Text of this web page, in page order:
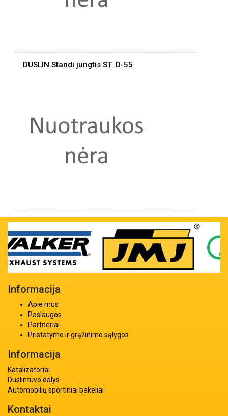
DUSLIN.Standi jungtis ST. D-55
Informacija
Apie mus
Paslaugos
Partneriai
Pristatymo ir grąžinimo sąlygos
Informacija
Katalizatoriai
Duslintuvo dalys
Automobilių sportiniai bakeliai
Kontaktai